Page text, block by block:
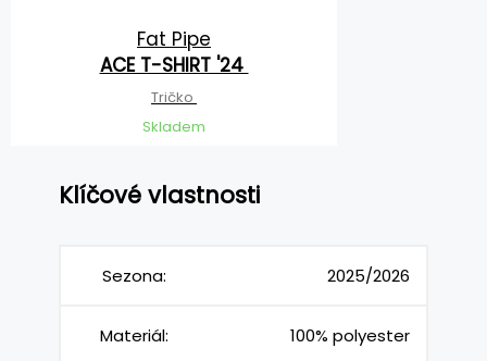
Fat Pipe
ACE T-SHIRT '24
Tričko
Skladem
Klíčové vlastnosti
Sezona: 2025/2026
Materiál: 100% polyester